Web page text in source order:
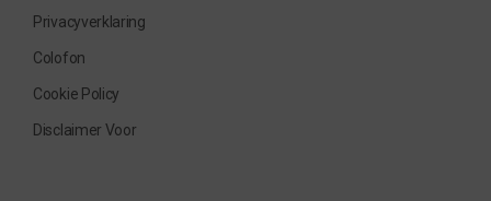
Privacyverklaring
Colofon
Cookie Policy
Disclaimer Voor